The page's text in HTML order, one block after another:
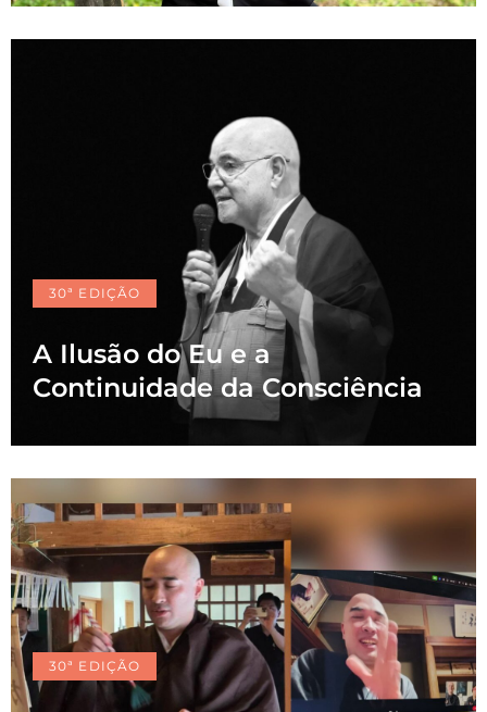
30ª EDIÇÃO
A Ilusão do Eu e a
Continuidade da Consciência
30ª EDIÇÃO